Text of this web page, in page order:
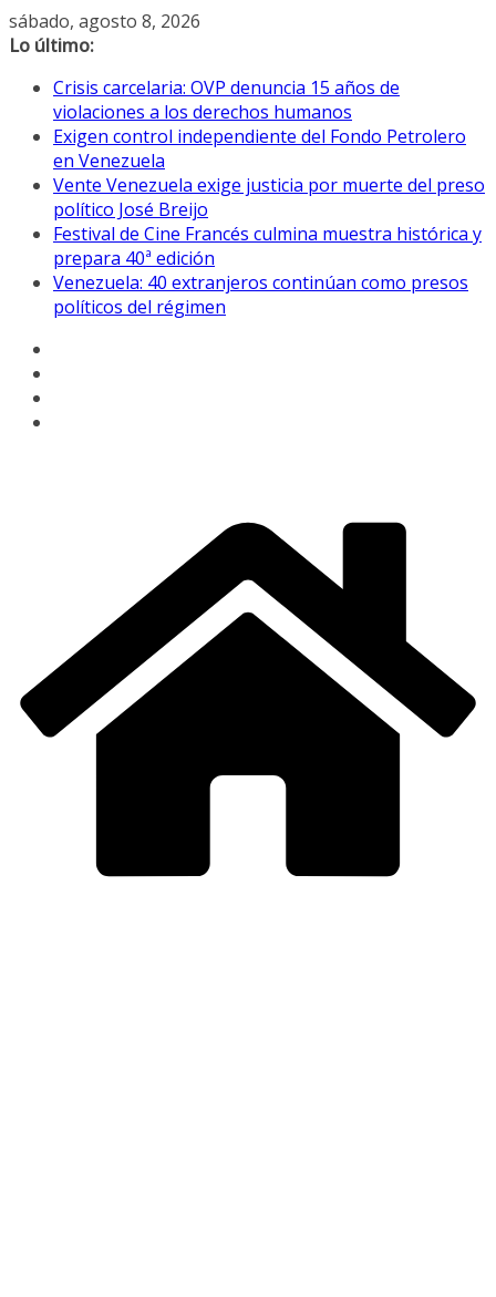
Saltar
al
sábado, agosto 8, 2026
Lo último:
Crisis carcelaria: OVP denuncia 15 años de
violaciones a los derechos humanos
Exigen control independiente del Fondo Petrolero
en Venezuela
Vente Venezuela exige justicia por muerte del preso
político José Breijo
Festival de Cine Francés culmina muestra histórica y
prepara 40ª edición
Venezuela: 40 extranjeros continúan como presos
políticos del régimen